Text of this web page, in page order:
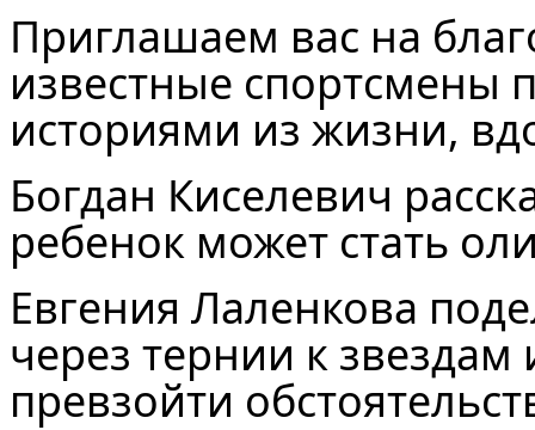
Приглашаем вас на
известные спортсмены
историями из жизни,
Богдан Киселевич
ребенок может стать
Евгения Лаленкова
через тернии к
превзойти